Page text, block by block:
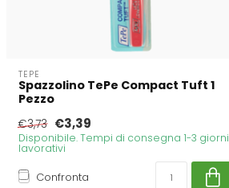
TEPE
Spazzolino TePe Compact Tuft 1
Pezzo
€3,73 €3,39
Disponibile. Tempi di consegna 1-3 giorni
lavorativi
Confronta